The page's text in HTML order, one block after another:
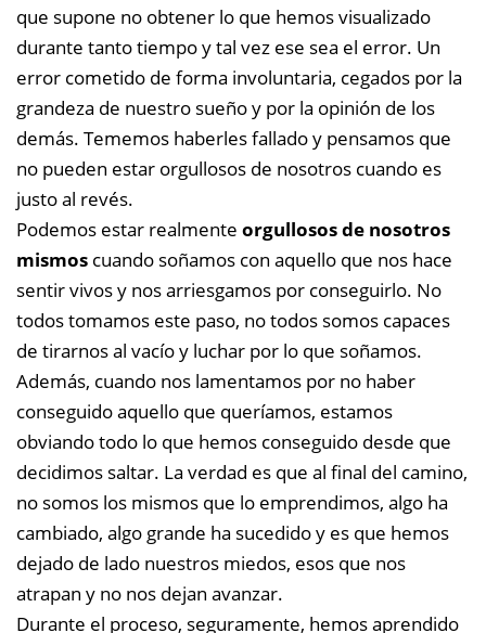
que supone no obtener lo que hemos visualizado
durante tanto tiempo y tal vez ese sea el error. Un
error cometido de forma involuntaria, cegados por la
grandeza de nuestro sueño y por la opinión de los
demás. Tememos haberles fallado y pensamos que
no pueden estar orgullosos de nosotros cuando es
justo al revés.
Podemos estar realmente orgullosos de nosotros
mismos cuando soñamos con aquello que nos hace
sentir vivos y nos arriesgamos por conseguirlo. No
todos tomamos este paso, no todos somos capaces
de tirarnos al vacío y luchar por lo que soñamos.
Además, cuando nos lamentamos por no haber
conseguido aquello que queríamos, estamos
obviando todo lo que hemos conseguido desde que
decidimos saltar. La verdad es que al final del camino,
no somos los mismos que lo emprendimos, algo ha
cambiado, algo grande ha sucedido y es que hemos
dejado de lado nuestros miedos, esos que nos
atrapan y no nos dejan avanzar.
Durante el proceso, seguramente, hemos aprendido